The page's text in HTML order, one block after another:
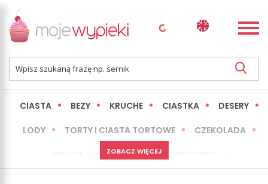
CIASTA BEZY KRUCHE CIASTKA DESERY
LODY TORTY I CIASTA TORTOWE CZEKOLADA
MINI WYPIEKI
ZOBACZ WIĘCEJ